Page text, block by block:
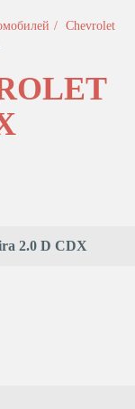
Chevrolet
2.0 D CDX